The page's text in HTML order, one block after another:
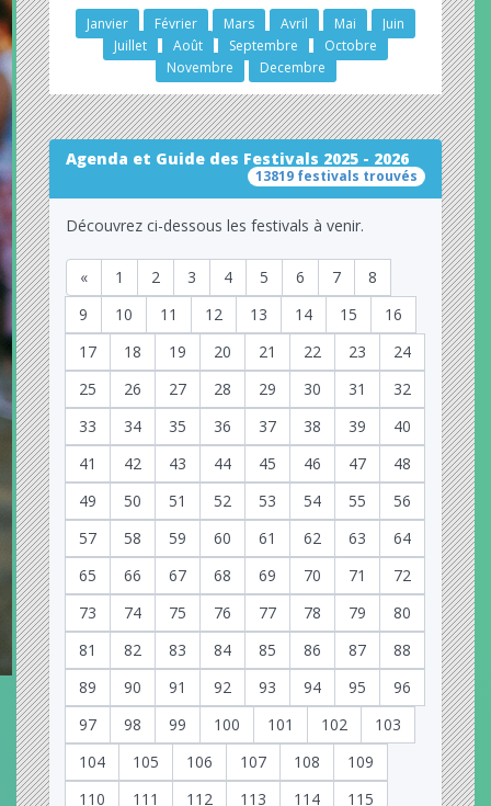
Janvier Février Mars Avril Mai
Juin
Juillet
Août Septembre
Octobre
Novembre
Decembre
Agenda et Guide des Festivals 2025 - 2026
13819 festivals trouvés
Découvrez ci-dessous les festivals à venir.
« 1 2 3 4 5 6 7
8
9
10 11 12 13 14 15
16
17
18 19 20 21 22 23
24
25
26 27 28 29 30 31
32
33
34 35 36 37 38 39
40
41
42 43 44 45 46 47
48
49
50 51 52 53 54 55
56
57
58 59 60 61 62 63
64
65
66 67 68 69 70 71
72
73
74 75 76 77 78 79
80
81
82 83 84 85 86 87
88
89
90 91 92 93 94 95
96
97
98 99 100 101 102
103
104
105 106 107 108
109
110
111 112 113 114
115